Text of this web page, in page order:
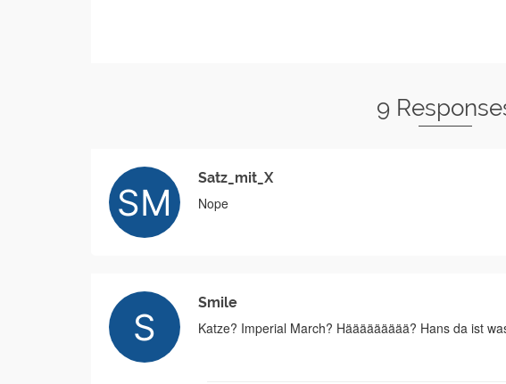
9
Satz_mit_X
Nope
Smile
Katze? Imperial March? Häääääääää? Hans da ist